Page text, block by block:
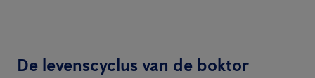
De levenscyclus van de boktor